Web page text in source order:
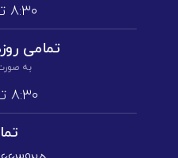
۸:۳۰ تا ۱3:۰۰
تمامی
به
۸:۳۰ تا ۲۲:۰۰